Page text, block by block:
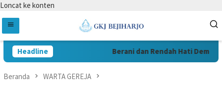
Loncat ke konten
Headline Berani dan Rendah Hati Demi
Beranda WARTA GEREJA